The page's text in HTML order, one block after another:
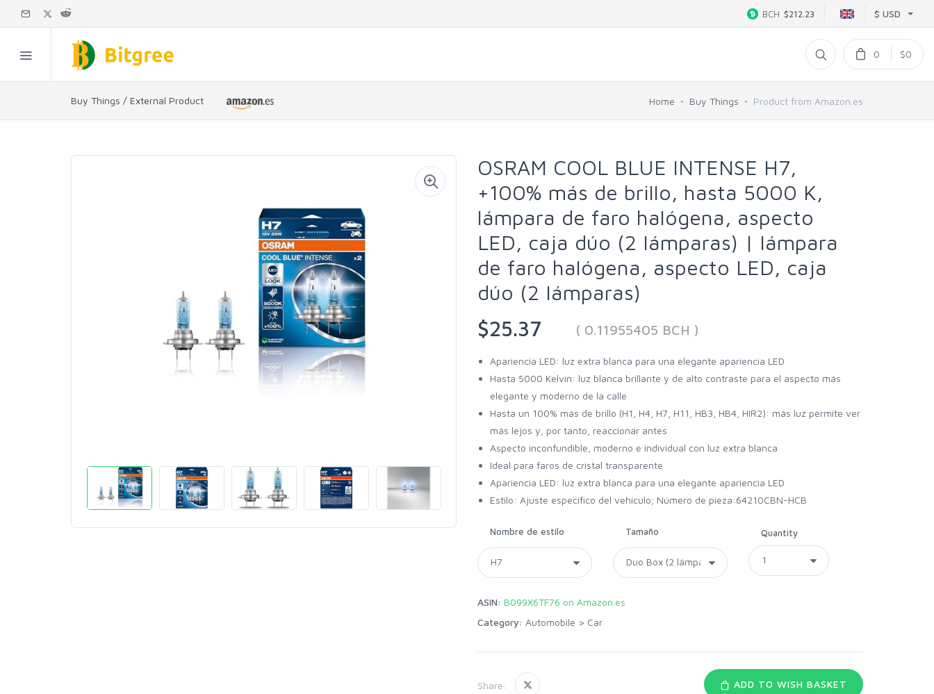
$ USD
BCH $212.23
0 $0
Buy Things / External Product Home Buy Things Product from Amazon.es
OSRAM COOL BLUE INTENSE H7,
+100% más de brillo, hasta 5000 K,
lámpara de faro halógena, aspecto
LED, caja dúo (2 lámparas) | lámpara
de faro halógena, aspecto LED, caja
dúo (2 lámparas)
$25.37
( 0.11955405 BCH )
Apariencia LED: luz extra blanca para una elegante apariencia LED
Hasta 5000 Kelvin: luz blanca brillante y de alto contraste para el aspecto más
elegante y moderno de la calle
Hasta un 100% más de brillo (H1, H4, H7, H11, HB3, HB4, HIR2): más luz permite ver
más lejos y, por tanto, reaccionar antes
Aspecto inconfundible, moderno e individual con luz extra blanca
Ideal para faros de cristal transparente
Apariencia LED: luz extra blanca para una elegante apariencia LED
Estilo: Ajuste específico del vehículo; Número de pieza:64210CBN-HCB
Nombre de estilo Tamaño Quantity
ASIN: B099X6TF76 on Amazon.es
Category: Automobile > Car
Share: ADD TO WISH BASKET